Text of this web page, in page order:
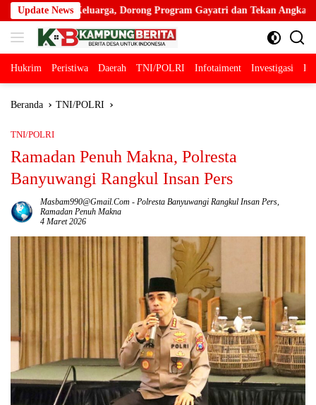
Langsung
ke
konten
Update News
Dorong Program Gayatri dan Tekan Angka Anak Tidak Sekolah
Hukrim Peristiwa Daerah TNI/POLRI Infotaiment Investigasi
Beranda TNI/POLRI
TNI/POLRI
Ramadan Penuh Makna, Polresta
Banyuwangi Rangkul Insan Pers
Masbam990@gmail.com - Polresta Banyuwangi Rangkul Insan Pers,
Ramadan Penuh Makna
4 Maret 2026